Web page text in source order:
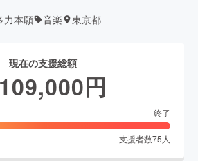
力本願 音楽 東京都
現在の支援総額
円
終了
支援者数75 人